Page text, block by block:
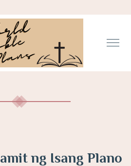
ng Isang Plano